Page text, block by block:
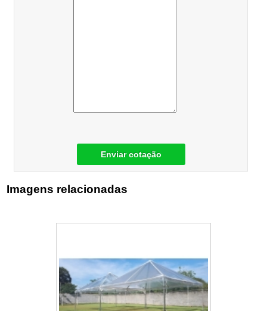
Enviar cotação
Imagens relacionadas